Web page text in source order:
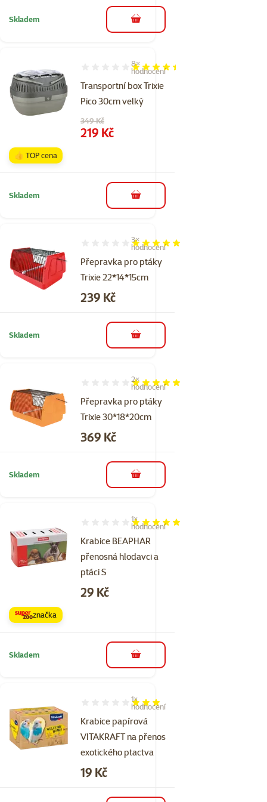
Skladem do košíku
Transportní box Trixie
Pico 30cm velký
Hodnocení 88%, počet hodnocení: 8
8×
hodnocení
Původní cena
349 Kč
Cena
219 Kč
👍 TOP cena
Skladem do košíku
Přepravka pro ptáky
Trixie 22*14*15cm
Hodnocení 100%, počet hodnocení: 3
3×
hodnocení
Cena
239 Kč
Skladem do košíku
Přepravka pro ptáky
Trixie 30*18*20cm
Hodnocení 100%, počet hodnocení: 2
2×
hodnocení
Cena
369 Kč
Skladem do košíku
Krabice BEAPHAR
přenosná hlodavci a
ptáci S
Hodnocení 100%, počet hodnocení: 1
1×
hodnocení
Cena
29 Kč
značka
Skladem do košíku
Krabice papírová
VITAKRAFT na přenos
exotického ptactva
Hodnocení 60%, počet hodnocení: 1
1×
hodnocení
Cena
19 Kč